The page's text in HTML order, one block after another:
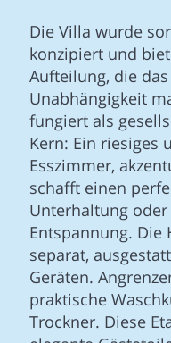
Die Villa wurde
konzipiert und
Aufteilung, die
Unabhängigkeit
fungiert als
Kern: Ein riesiges
Esszimmer,
schafft einen
Unterhaltung
Entspannung. Die
separat,
Geräten.
praktische
Trockner. Diese